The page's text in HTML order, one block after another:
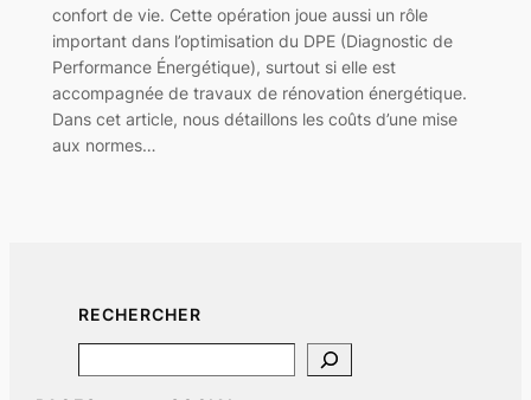
confort de vie. Cette opération joue aussi un rôle
important dans l’optimisation du DPE (Diagnostic de
Performance Énergétique), surtout si elle est
accompagnée de travaux de rénovation énergétique.
Dans cet article, nous détaillons les coûts d’une mise
aux normes…
RECHERCHER